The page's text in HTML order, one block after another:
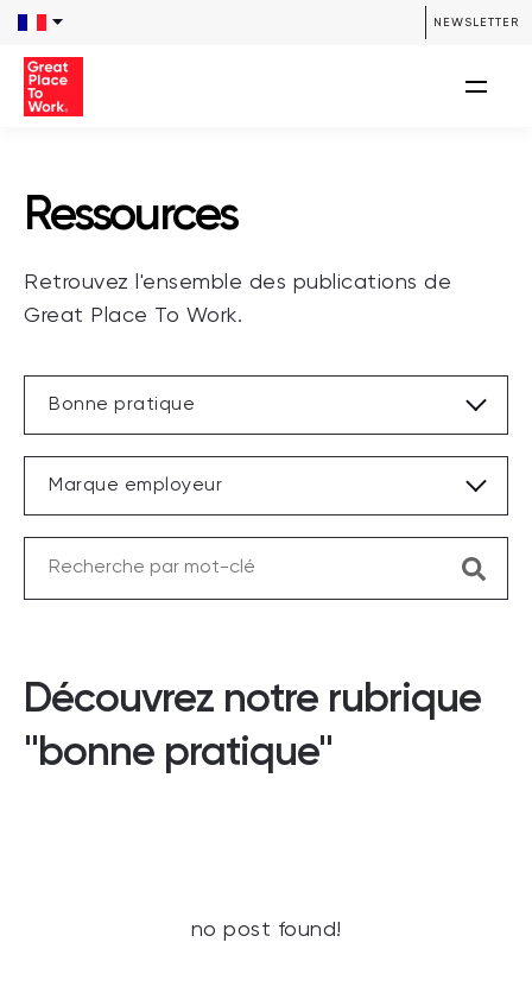
NEWSLETTER
/**** SEARCH *****/ /**** END SEARCH *****/
Ressources
Retrouvez l'ensemble des publications de
Great Place To Work.
Bonne pratique
Marque employeur
Découvrez notre rubrique
"bonne pratique"
no post found!